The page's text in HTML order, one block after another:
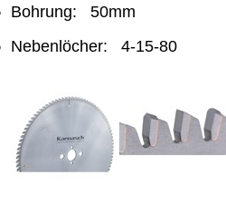
Bohrung: 50mm
Nebenlöcher: 4-15-80